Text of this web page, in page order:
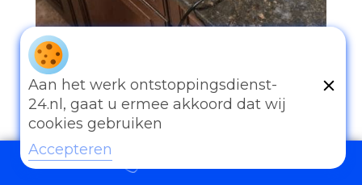
097006521500
Andere diensten
Aan het werk ontstoppingsdienst-
24.nl, gaat u ermee akkoord dat wij
cookies gebruiken
Accepteren